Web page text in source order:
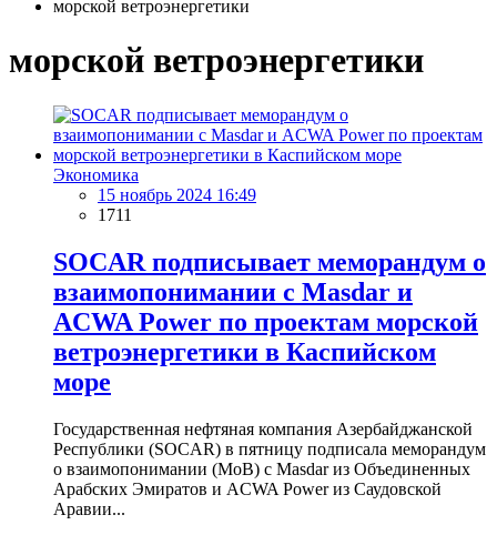
морской ветроэнергетики
морской ветроэнергетики
Экономика
15 ноябрь 2024 16:49
1711
SOCAR подписывает меморандум о
взаимопонимании с Masdar и
ACWA Power по проектам морской
ветроэнергетики в Каспийском
море
Государственная нефтяная компания Азербайджанской
Республики (SOCAR) в пятницу подписала меморандум
о взаимопонимании (МоВ) с Masdar из Объединенных
Арабских Эмиратов и ACWA Power из Саудовской
Аравии...